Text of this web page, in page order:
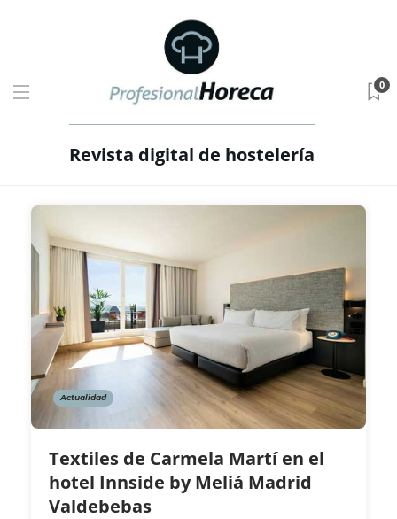
Revista digital de hostelería
0
Actualidad
Textiles de Carmela Martí en el
hotel Innside by Meliá Madrid
Valdebebas